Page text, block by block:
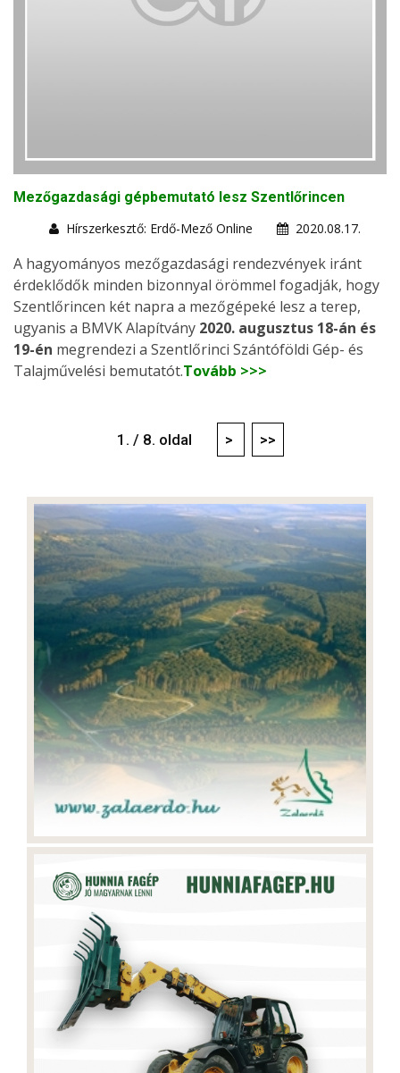
Mezőgazdasági gépbemutató lesz Szentlőrincen
Hírszerkesztő: Erdő-Mező Online
2020.08.17.
A hagyományos mezőgazdasági rendezvények iránt
érdeklődők minden bizonnyal örömmel fogadják, hogy
Szentlőrincen két napra a mezőgépeké lesz a terep,
ugyanis a BMVK Alapítvány 2020. augusztus 18-án és
19-én megrendezi a Szentlőrinci Szántóföldi Gép- és
Talajművelési bemutatót.Tovább >>>
1. / 8. oldal > >>